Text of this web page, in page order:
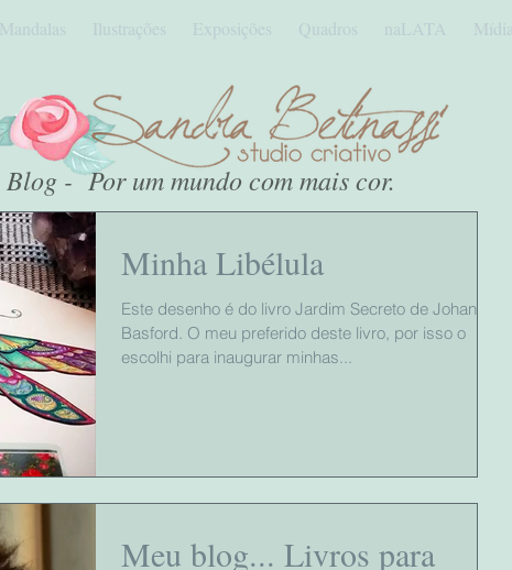
Mandalas Ilustrações Exposições Quadros naLATA Mídia
Blog - Por um mundo com mais cor.
Minha Libélula
Este desenho é do livro Jardim Secreto de Johanna
Basford. O meu preferido deste livro, por isso o
escolhi para inaugurar minhas...
Meu blog... Livros para